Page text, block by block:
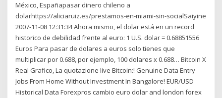
México, Españapasar dinero chileno a
dolarhttps://aliciaruiz.es/prestamos-en-miami-sin-socialSaiyine
2007-11-08 12:31:34 Ahora mismo, el dolar está en un record
historico de debilidad frente al euro: 1 U.S. dolar = 0.68851556
Euros Para pasar de dolares a euros solo tienes que
multiplicar por 0.688, por ejemplo, 100 dolares x 0.688… Bitcoin X
Real Grafico, La quotazione live Bitcoin:! Genuine Data Entry
Jobs From Home Without Investment In Bangalore! EUR/USD
Historical Data Forexpros cambio euro dolar and london forex